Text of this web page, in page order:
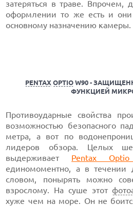
затеряться в траве. Впрочем,
оформлении то же есть и они
основному назначению камеры.
PENTAX OPTIO W90 -
ФУНКЦИЕЙ
Противоударные свойства
возможностью безопасного
метра, а вот по
лидеров обзора. Целых
выдерживает Pentax
единомоментно, а в течении
словом, понырять можно
взрослому. На суше этот
хуже чем на море. Он не